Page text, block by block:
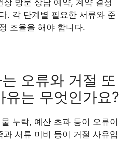
장 방문 상담 예약, 계약 결정
. 각 단계별 필요한 서류와 준
조율을 해야 합니다.
오류와 거절 또
유는 무엇인가요?
누락, 예산 초과 등이 오류이
과 서류 미비 등이 거절 사유입